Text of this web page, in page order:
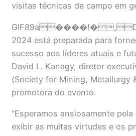
visitas técnicas de campo em
2024 está preparada para
sucesso aos líderes atuais e
David L. Kanagy, diretor
(Society for Mining, Metallurgy
promotora do evento.
“Esperamos ansiosamente
exibir as muitas virtudes e os